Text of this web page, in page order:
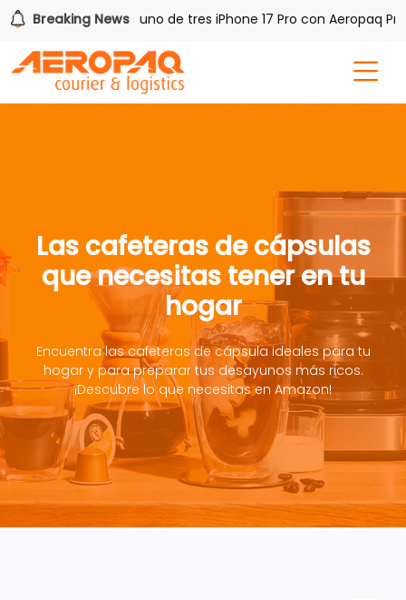
Breaking NewsGana uno de tres iPhone 17 Pro con Aeropaq Prime
Las cafeteras de cápsulas
que necesitas tener en tu
hogar
Encuentra las cafeteras de cápsula ideales para tu
hogar y para preparar tus desayunos más ricos.
¡Descubre lo que necesitas en Amazon!